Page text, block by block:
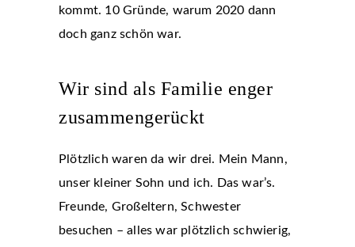
kommt. 10 Gründe, warum 2020 dann
doch ganz schön war.
Wir sind als Familie enger
zusammengerückt
Plötzlich waren da wir drei. Mein Mann,
unser kleiner Sohn und ich. Das war’s.
Freunde, Großeltern, Schwester
besuchen – alles war plötzlich schwierig,